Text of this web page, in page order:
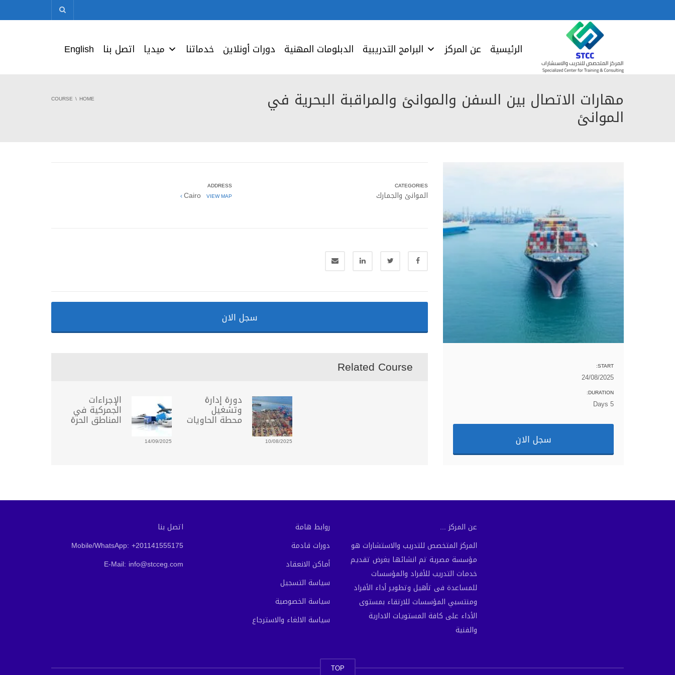
الرئيسية عن المركز البرامج التدريبية الدبلومات المهنية دورات أونلاين خدماتنا ميديا اتصل بنا English
مهارات الاتصال بين السفن والموانئ والمراقبة البحرية في
الموانئ
HOME
COURSE
START:
24/08/2025
DURATION:
5 Days
سجل الان
ADDRESS
Cairo VIEW MAP
CATEGORIES
الموانئ والجمارك
سجل الان
Related Course
الإجراءات
الجمركية في
المناطق الحرة
14/09/2025
دورة إدارة
وتشغيل
محطة الحاويات
10/08/2025
اتصل بنا
Mobile/WhatsApp: +201141555175
E-Mail: info@stcceg.com
روابط هامة
دورات قادمة
أماكن الانعقاد
سياسة التسجيل
سياسة الخصوصية
سياسة الالغاء والاسترجاع
عن المركز ...
المركز المتخصص للتدريب والاستشارات هو
مؤسسة مصرية تم انشائها بغرض تقديم
خدمات التدريب للأفراد والمؤسسات
للمساعدة فى تأهيل وتطوير أداء الأفراد
ومنتسبي المؤسسات للارتقاء بمستوى
الأداء على كافة المستويات الادارية
والفنية
TOP